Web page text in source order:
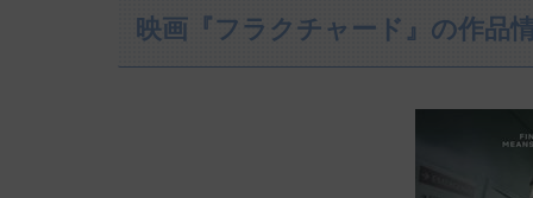
映画『フラクチャード』の作品